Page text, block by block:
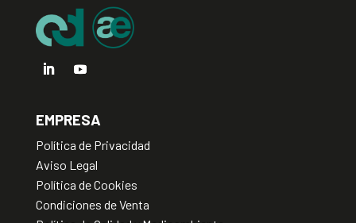
:
EMPRESA
Política de Privacidad
Aviso Legal
Política de Cookies
Condiciones de Venta